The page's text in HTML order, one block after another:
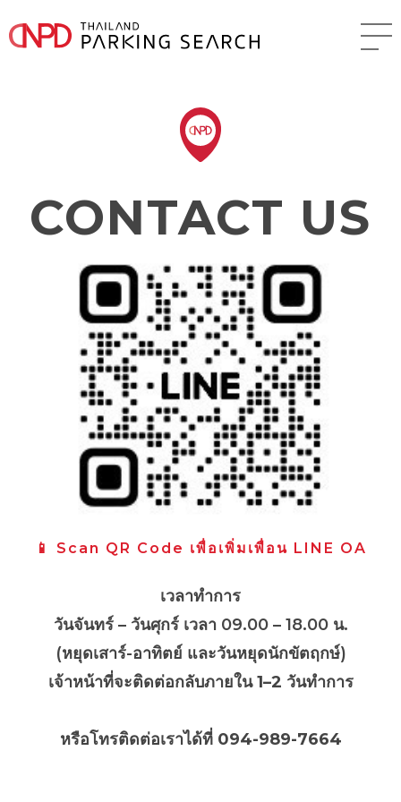
CONTACT US
📱 Scan QR Code เพื่อเพิ่มเพื่อน LINE OA
เวลาทำการ
วันจันทร์ – วันศุกร์ เวลา 09.00 – 18.00 น.
(หยุดเสาร์-อาทิตย์ และวันหยุดนักขัตฤกษ์)
เจ้าหน้าที่จะติดต่อกลับภายใน1–2 วันทำการ
หรือโทรติดต่อเราได้ที่ 094-989-7664